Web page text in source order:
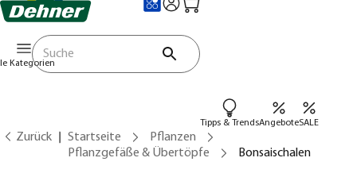
Kategorien
Tipps & TrendsAngeboteSALE
Zurück Startseite
Pflanzen
Pflanzgefäße & Übertöpfe
Bonsaischalen